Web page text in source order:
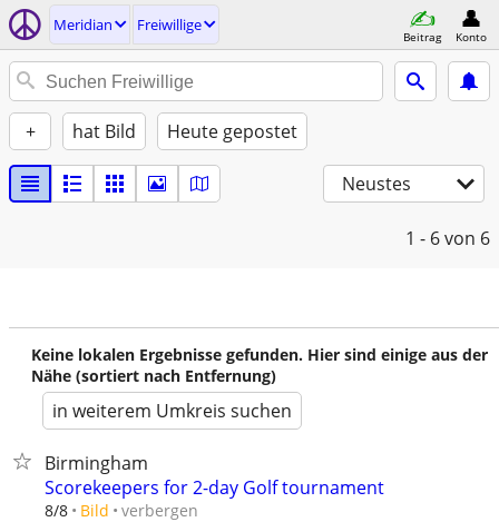
Meridian Freiwillige
Beitrag Konto
+ hat Bild Heute gepostet
Neustes
1 - 6von 6
Keine lokalen Ergebnisse gefunden. Hier sind einige aus der
Nähe (sortiert nach Entfernung)
in weiterem Umkreis suchen
Birmingham
Scorekeepers for 2-day Golf tournament
8/8 Bild verbergen